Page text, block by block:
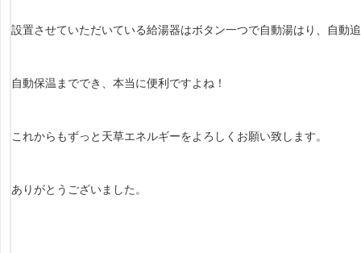
設置させていただいている給湯器はボタン一つで自動湯はり、自動
自動保温まででき、本当に便利ですよね！
これからもずっと天草エネルギーをよろしくお願い致します。
ありがとうございました。